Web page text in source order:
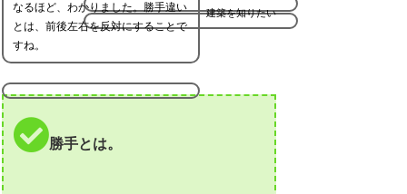
建築を知りたい
なるほど、わかりました。勝手違い
とは、前後左右を反対にすることで
すね。
勝手とは。